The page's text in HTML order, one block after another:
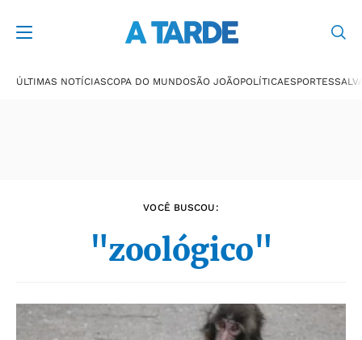
ÚLTIMAS NOTÍCIASCOPA DO MUNDOSÃO JOÃOPOLÍTICAESPORTES
VOCÊ BUSCOU:
"zoológico"